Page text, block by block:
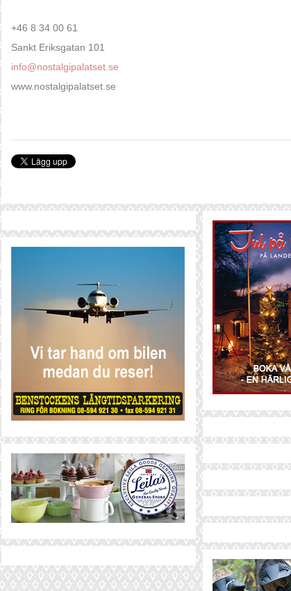
+46 8 34 00 61
Sankt Eriksgatan 101
info@nostalgipalatset.se
www.nostalgipalatset.se